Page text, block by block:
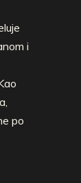
i
po